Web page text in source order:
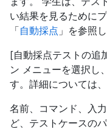
い結果を見るために
「自動採点 」を参照
[自動採点テストの追
ン メニューを選択し
す。詳細については
名前、コマンド、入
ど、テストケースの